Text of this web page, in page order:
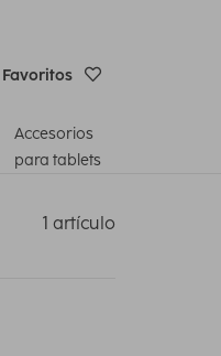
Favoritos
Accesorios
para tablets
1 artículo